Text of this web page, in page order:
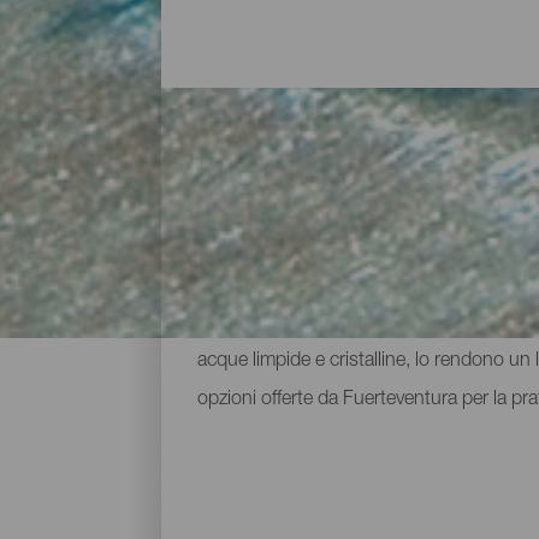
Punti di immersione a
La costa majorera riserva grandi
lava vulcanica hanno dato vita a un
acque limpide e cristalline, lo rendono
opzioni offerte da Fuerteventura per la